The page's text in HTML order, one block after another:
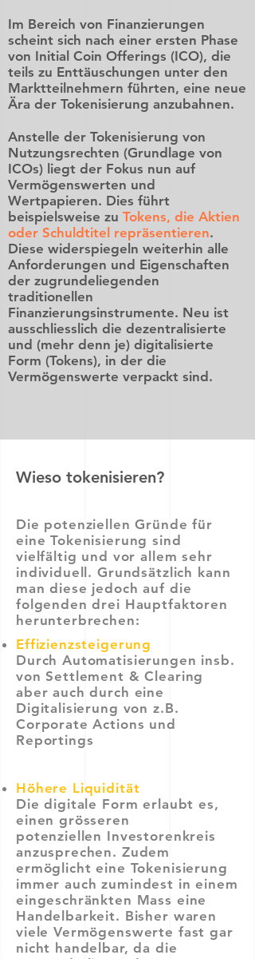
Im Bereich von Finanzierungen
scheint sich nach einer ersten Phase
von Initial Coin Offerings (ICO), die
teils zu Enttäuschungen unter den
Marktteilnehmern führten, eine neue
Ära der Tokenisierung anzubahnen.
Anstelle der Tokenisierung von
Nutzungsrechten (Grundlage von
ICOs) liegt der Fokus nun auf
Vermögenswerten und
Wertpapieren. Dies führt
beispielsweise zu Tokens, die Aktien
oder Schuldtitel repräsentieren.
Diese widerspiegeln weiterhin alle
Anforderungen und Eigenschaften
der zugrundeliegenden
traditionellen
Finanzierungsinstrumente. Neu ist
ausschliesslich die dezentralisierte
und (mehr denn je) digitalisierte
Form (Tokens), in der die
Vermögenswerte verpackt sind.
Wieso tokenisieren?
Die potenziellen Gründe für
eine Tokenisierung sind
vielfältig und vor allem sehr
individuell. Grundsätzlich kann
man diese jedoch auf die
folgenden drei Hauptfaktoren
herunterbrechen:
Effizienzsteigerung
Durch Automatisierungen insb.
von Settlement & Clearing
aber auch durch eine
Digitalisierung von z.B.
Corporate Actions und
Reportings
Höhere Liquidität
Die digitale Form erlaubt es,
einen grösseren
potenziellen Investorenkreis
anzusprechen. Zudem
ermöglicht eine Tokenisierung
immer auch zumindest in einem
eingeschränkten Mass eine
Handelbarkeit. Bisher waren
viele Vermögenswerte fast gar
nicht handelbar, da die